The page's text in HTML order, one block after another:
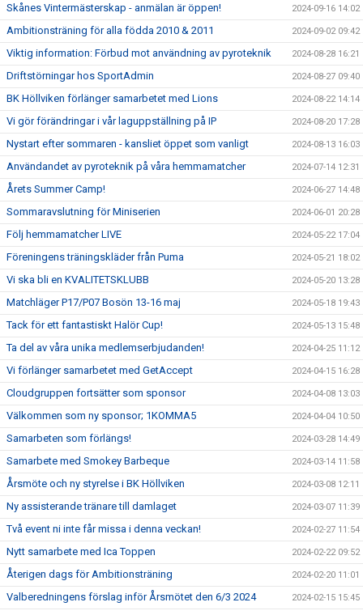
Skånes Vintermästerskap - anmälan är öppen! 2024-09-16 14:02
Ambitionsträning för alla födda 2010 & 2011 2024-09-02 09:42
Viktig information: Förbud mot användning av pyroteknik 2024-08-28 16:21
Driftstörningar hos SportAdmin 2024-08-27 09:40
BK Höllviken förlänger samarbetet med Lions 2024-08-22 14:14
Vi gör förändringar i vår laguppställning på IP 2024-08-20 17:28
Nystart efter sommaren - kansliet öppet som vanligt 2024-08-13 16:03
Användandet av pyroteknik på våra hemmamatcher 2024-07-14 12:31
Årets Summer Camp! 2024-06-27 14:48
Sommaravslutning för Miniserien 2024-06-01 20:28
Följ hemmamatcher LIVE 2024-05-22 17:04
Föreningens träningskläder från Puma 2024-05-21 18:02
Vi ska bli en KVALITETSKLUBB 2024-05-20 13:28
Matchläger P17/P07 Bosön 13-16 maj 2024-05-18 19:43
Tack för ett fantastiskt Halör Cup! 2024-05-13 15:48
Ta del av våra unika medlemserbjudanden! 2024-04-25 11:12
Vi förlänger samarbetet med GetAccept 2024-04-15 16:28
Cloudgruppen fortsätter som sponsor 2024-04-08 13:03
Välkommen som ny sponsor; 1KOMMA5 2024-04-04 10:50
Samarbeten som förlängs! 2024-03-28 14:49
Samarbete med Smokey Barbeque 2024-03-14 11:58
Årsmöte och ny styrelse i BK Höllviken 2024-03-08 12:11
Ny assisterande tränare till damlaget 2024-03-07 11:39
Två event ni inte får missa i denna veckan! 2024-02-27 11:54
Nytt samarbete med Ica Toppen 2024-02-22 09:52
Återigen dags för Ambitionsträning 2024-02-20 11:01
Valberedningens förslag inför Årsmötet den 6/3 2024 2024-02-15 15:45